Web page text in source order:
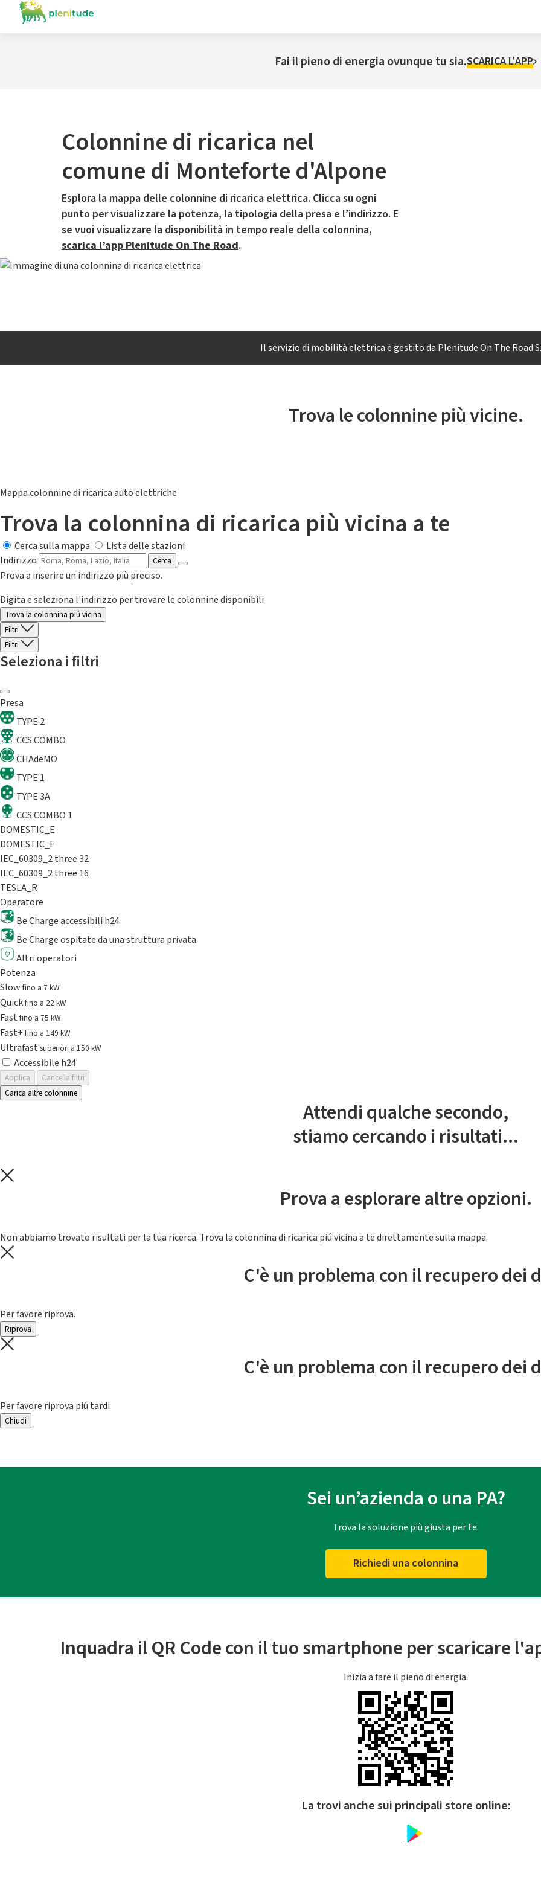
Fai il pieno di energia ovunque tu sia.SCARICA L'APP
Colonnine di ricarica nel
comune di Monteforte d'Alpone
Esplora la mappa delle colonnine di ricarica elettrica. Clicca su ogni
punto per visualizzare la potenza, la tipologia della presa e l’indirizzo. E
se vuoi visualizzare la disponibilità in tempo reale della colonnina,
scarica l’app Plenitude On The Road.
Il servizio di mobilità elettrica è gestito da Plenitude On The Road
Trova le colonnine più vicine.
Mappa colonnine di ricarica auto elettriche
Trova la colonnina di ricarica più vicina a te
Cerca sulla mappa
Lista delle stazioni
Indirizzo
Cerca
Prova a inserire un indirizzo più preciso.
Digita e seleziona l'indirizzo per trovare le colonnine disponibili
Trova la colonnina piú vicina
Filtri
Filtri
Seleziona i filtri
Presa
TYPE 2
CCS COMBO
CHAdeMO
TYPE 1
TYPE 3A
CCS COMBO 1
DOMESTIC_E
DOMESTIC_F
IEC_60309_2 three 32
IEC_60309_2 three 16
TESLA_R
Operatore
Be Charge accessibili h24
Be Charge ospitate da una struttura privata
Altri operatori
Potenza
Slowfino a 7 kW
Quickfino a 22 kW
Fastfino a 75 kW
Fast+fino a 149 kW
Ultrafast superiori a 150 kW
Accessibile h24
Applica
Cancella filtri
Carica altre colonnine
Attendi qualche secondo,
stiamo cercando i risultati...
Prova a esplorare altre opzioni.
Non abbiamo trovato risultati per la tua ricerca. Trova la colonnina di ricarica piú vicina a te direttamente sulla mappa.
C'è un problema con il recupero dei
Per favore riprova.
Riprova
C'è un problema con il recupero dei
Per favore riprova piú tardi
Chiudi
Sei un’azienda o una PA?
Trova la soluzione più giusta per te.
Richiedi una colonnina
Inquadra il QR Code con il tuo smartphone per scaricare
Inizia a fare il pieno di energia.
La trovi anche sui principali store online: